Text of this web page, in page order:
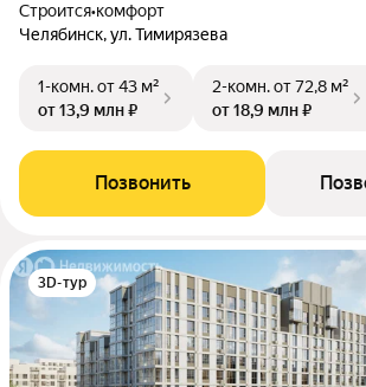
Строится•комфорт
Челябинск, ул. Тимирязева
1-комн.от 43 м²
от 13,9 млн ₽
2-комн.от 72,8 м²
от 18,9 млн ₽
Позвонить
3D-тур